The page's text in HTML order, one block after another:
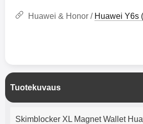
Max
12V/
20.W
Huawei & Honor / Huawei Y6s
Tuotekuvaus
Tuotekuvaus
Skimblocker XL Magnet Wallet